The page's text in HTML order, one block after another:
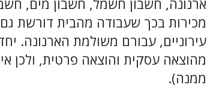
ארנונה, חשבון חשמל, חשבון מים,
מכירות בכך שעבודה מהבית דורשת
עירוניים, עבורם משולמת הארנונה.
ממנה).